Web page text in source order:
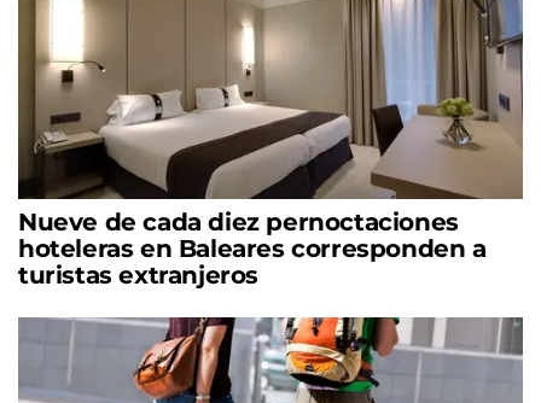
Nueve de cada diez pernoctaciones
hoteleras en Baleares corresponden a
turistas extranjeros